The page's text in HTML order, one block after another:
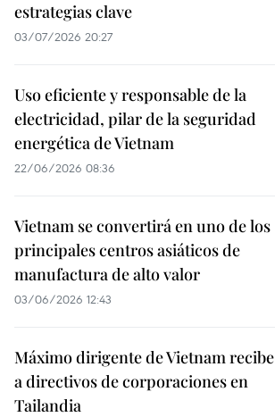
estrategias clave
03/07/2026 20:27
Uso eficiente y responsable de la
electricidad, pilar de la seguridad
energética de Vietnam
22/06/2026 08:36
Vietnam se convertirá en uno de los
principales centros asiáticos de
manufactura de alto valor
03/06/2026 12:43
Máximo dirigente de Vietnam recibe
a directivos de corporaciones en
Tailandia